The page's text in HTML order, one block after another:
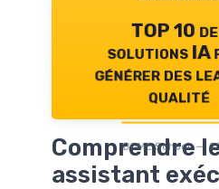
TOP 10
solutions IA
générer des
qualité
BOME School —
Comprendre
assistant